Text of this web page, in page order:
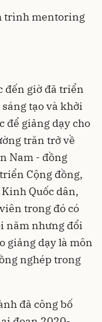
trình mentoring
đến giờ đã triển
tạo và khởi
để giảng dạy cho
trăn trở về
Nam - đồng
Cộng đồng,
Quốc dân,
trong đó có
năm nhưng đổi
giảng dạy là môn
nghép trong
đã công bố